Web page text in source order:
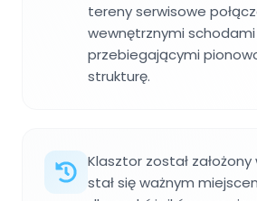
tereny serwisowe
wewnętrznymi schodami
przebiegającymi
strukturę.
Klasztor został założony
stał się ważnym